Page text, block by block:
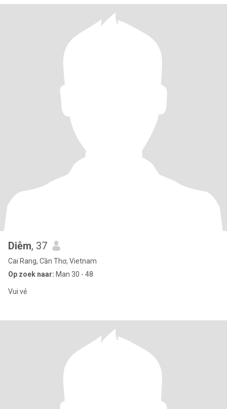
Diễm, 37
Cai Rang, Cần Thơ, Vietnam
Op zoek naar: Man 30 - 48
Vui vẻ